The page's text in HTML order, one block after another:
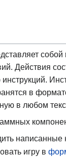
собой
Действия
в
в любом
игру в